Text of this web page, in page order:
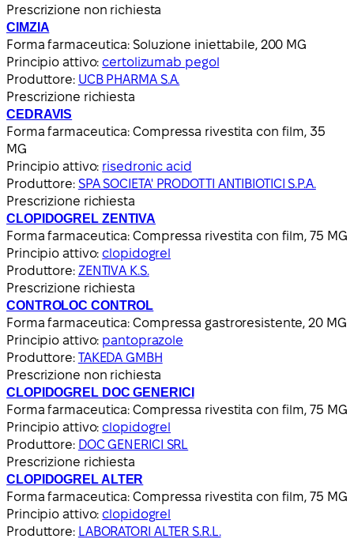
Prescrizione non richiesta
CIMZIA
Forma farmaceutica: Soluzione iniettabile, 200 MG
Principio attivo: certolizumab pegol
Produttore: UCB PHARMA S.A.
Prescrizione richiesta
CEDRAVIS
Forma farmaceutica: Compressa rivestita con film, 35
MG
Principio attivo: risedronic acid
Produttore: SPA SOCIETA' PRODOTTI ANTIBIOTICI S.P.A.
Prescrizione richiesta
CLOPIDOGREL ZENTIVA
Forma farmaceutica: Compressa rivestita con film, 75 MG
Principio attivo: clopidogrel
Produttore: ZENTIVA K.S.
Prescrizione richiesta
CONTROLOC CONTROL
Forma farmaceutica: Compressa gastroresistente, 20 MG
Principio attivo: pantoprazole
Produttore: TAKEDA GMBH
Prescrizione non richiesta
CLOPIDOGREL DOC GENERICI
Forma farmaceutica: Compressa rivestita con film, 75 MG
Principio attivo: clopidogrel
Produttore: DOC GENERICI SRL
Prescrizione richiesta
CLOPIDOGREL ALTER
Forma farmaceutica: Compressa rivestita con film, 75 MG
Principio attivo: clopidogrel
Produttore: LABORATORI ALTER S.R.L.